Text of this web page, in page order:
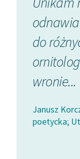
Ręce pełne poezji
Kolekcje edukacyjne
twórców
do domeny
lektur szkolnych
Starego Testamentu
Szkoła Poezji
do
wronie...
Janusz
poetycka;